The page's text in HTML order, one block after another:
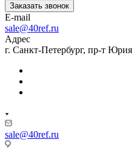
Заказать звонок
E-mail
sale@40ref.ru
Адрес
г. Санкт-Петербург, пр-т
sale@40ref.ru